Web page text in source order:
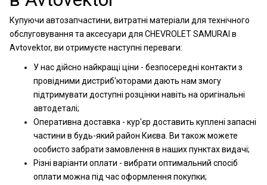
Купуючи автозапчастини, витратні матеріали для технічного
обслуговування та аксесуари для CHEVROLET SAMURAI в
Avtovektor, ви отримуєте наступні переваги:
У нас дійсно найкращі ціни - безпосередні контакти з
провідними дистриб'юторами дають нам змогу
підтримувати доступні розцінки навіть на оригінальні
автодеталі;
Оперативна доставка - кур'єр доставить куплені запасні
частини в будь-який район Києва. Ви також можете
особисто забрати замовлення в наших пунктах видачі;
Різні варіанти оплати - вибрати оптимальний спосіб
оплати можна під час оформлення покупки;